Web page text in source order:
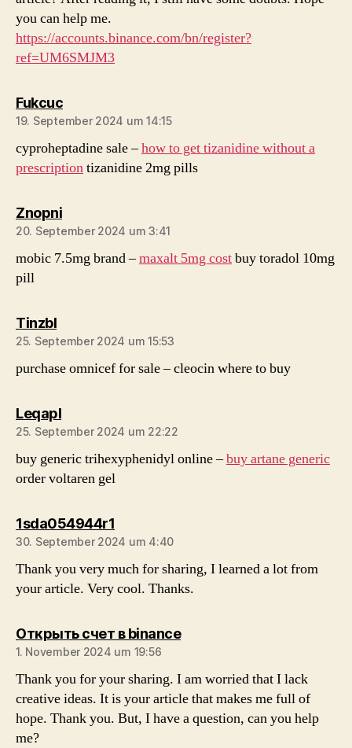
you can help me.
https://accounts.binance.com/bn/register?
ref=UM6SMJM3
Fukcucsagt:
19. September 2024 um 14:15
cyproheptadine sale –how to get tizanidine without a
prescriptiontizanidine 2mg pills
Znopnisagt:
20. September 2024 um 3:41
mobic 7.5mg brand –maxalt 5mg costbuy toradol 10mg
pill
Tinzblsagt:
25. September 2024 um 15:53
purchase omnicef for sale –cleocin where to buy
Leqaplsagt:
25. September 2024 um 22:22
buy generic trihexyphenidyl online –buy artane generic
order voltaren gel
1sda054944r1
30. September 2024 um 4:40
Thank you very much for sharing, I learned a lot from
your article. Very cool. Thanks.
Открыть счет в binancesagt:
1. November 2024 um 19:56
Thank you for your sharing. I am worried that I lack
creative ideas. It is your article that makes me full of
hope. Thank you. But, I have a question, can you help
me?